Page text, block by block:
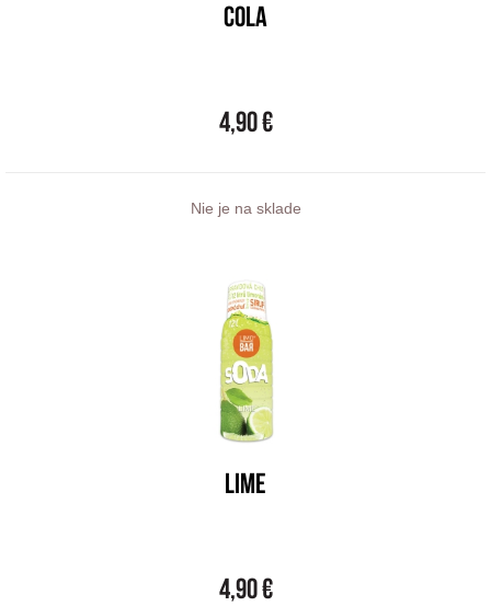
COLA
4,90 €
Nie je na sklade
LIME
4,90 €